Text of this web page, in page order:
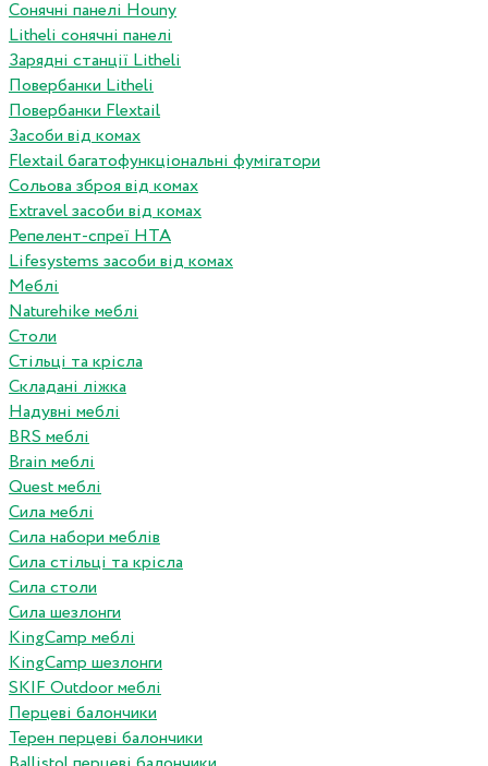
Сонячні панелі Houny
Litheli сонячні панелі
Зарядні станції Litheli
Повербанки Litheli
Повербанки Flextail
Засоби від комах
Flextail багатофункціональні фумігатори
Сольова зброя від комах
Extravel засоби від комах
Репелент-спреї HTA
Lifesystems засоби від комах
Меблі
Naturehike меблі
Столи
Стільці та крісла
Складані ліжка
Надувні меблі
BRS меблі
Brain меблі
Quest меблі
Сила меблі
Сила набори меблів
Сила стільці та крісла
Сила столи
Сила шезлонги
KingCamp меблі
KingCamp шезлонги
SKIF Outdoor меблі
Перцеві балончики
Терен перцеві балончики